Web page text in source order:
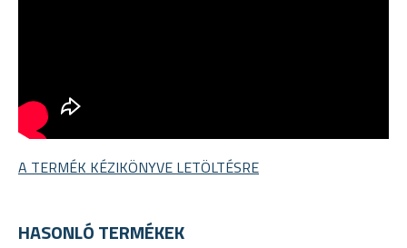
A TERMÉK KÉZIKÖNYVE LETÖLTÉSRE
HASONLÓ TERMÉKEK